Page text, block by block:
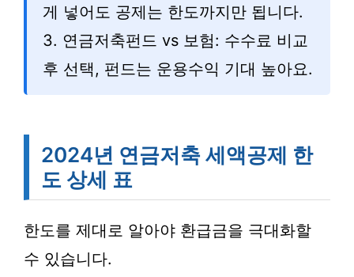
게 넣어도 공제는 한도까지만 됩니다.
3. 연금저축펀드 vs 보험: 수수료 비교
후 선택, 펀드는 운용수익 기대 높아요.
2024년 연금저축 세액공제 한
도 상세 표
한도를 제대로 알아야 환급금을 극대화할
수 있습니다.